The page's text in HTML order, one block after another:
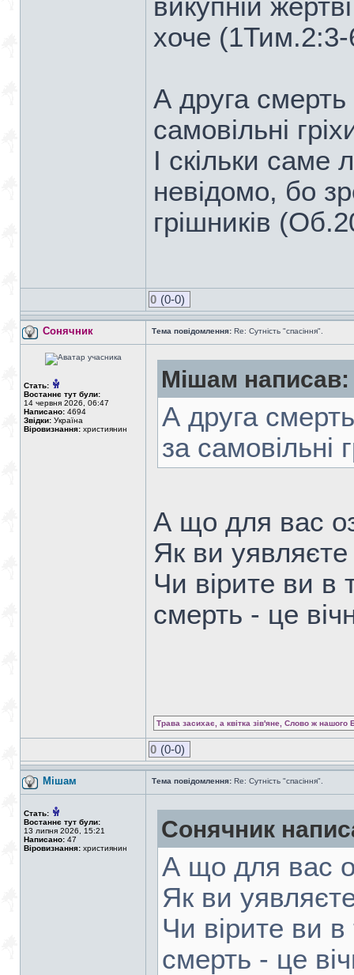
викупній
хоче
А друга
самовільні
І скільки саме
невідомо, бо
грішників
0 (0-0)
Сонячник Тема повідомлення: Re: Сутність "спасіння".
Стать:
Востаннє тут були:
14 червня 2026, 06:47
Написано: 4694
Звідки: Україна
Віровизнання: християнин
Мішам написав:
А друга
за
А що для вас
Як ви
Чи вірите ви в
смерть - це
Трава засихає, а квітка зів'яне, Слово ж нашого
0 (0-0)
Мішам Тема повідомлення: Re: Сутність "спасіння".
Стать:
Востаннє тут були:
13 липня 2026, 15:21
Написано: 47
Віровизнання: християнин
Сонячник
А що для вас
Як ви
Чи вірите ви
смерть - це